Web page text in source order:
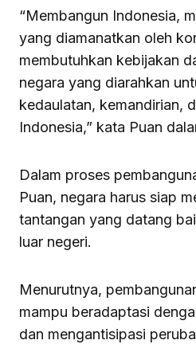
“Membangun Indonesia,
yang diamanatkan oleh
membutuhkan kebijakan
negara yang diarahkan
kedaulatan, kemandirian,
Indonesia,” kata Puan
Dalam proses
Puan, negara harus siap
tantangan yang datang
luar negeri.
Menurutnya,
mampu beradaptasi
dan mengantisipasi